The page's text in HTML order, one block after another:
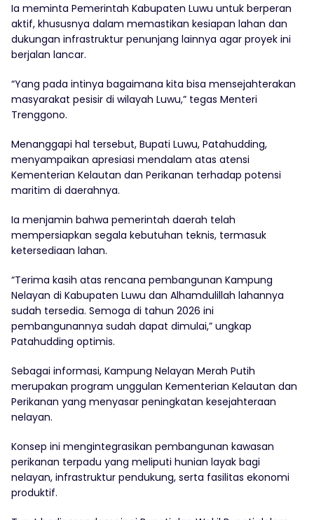
Ia meminta Pemerintah Kabupaten Luwu untuk berperan
aktif, khususnya dalam memastikan kesiapan lahan dan
dukungan infrastruktur penunjang lainnya agar proyek ini
berjalan lancar.
“Yang pada intinya bagaimana kita bisa mensejahterakan
masyarakat pesisir di wilayah Luwu,” tegas Menteri
Trenggono.
Menanggapi hal tersebut, Bupati Luwu, Patahudding,
menyampaikan apresiasi mendalam atas atensi
Kementerian Kelautan dan Perikanan terhadap potensi
maritim di daerahnya.
Ia menjamin bahwa pemerintah daerah telah
mempersiapkan segala kebutuhan teknis, termasuk
ketersediaan lahan.
“Terima kasih atas rencana pembangunan Kampung
Nelayan di Kabupaten Luwu dan Alhamdulillah lahannya
sudah tersedia. Semoga di tahun 2026 ini
pembangunannya sudah dapat dimulai,” ungkap
Patahudding optimis.
Sebagai informasi, Kampung Nelayan Merah Putih
merupakan program unggulan Kementerian Kelautan dan
Perikanan yang menyasar peningkatan kesejahteraan
nelayan.
Konsep ini mengintegrasikan pembangunan kawasan
perikanan terpadu yang meliputi hunian layak bagi
nelayan, infrastruktur pendukung, serta fasilitas ekonomi
produktif.